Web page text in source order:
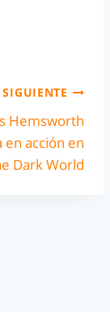
SIGUIENTE
Hemsworth
en acción en
Dark World